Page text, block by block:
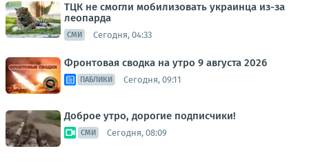
ТЦК не смогли мобилизовать украинца из-за
леопарда
СМИ Сегодня, 04:33
Фронтовая сводка на утро 9 августа 2026
ПАБЛИКИ Сегодня, 09:11
Доброе утро, дорогие подписчики!
СМИ Сегодня, 08:09